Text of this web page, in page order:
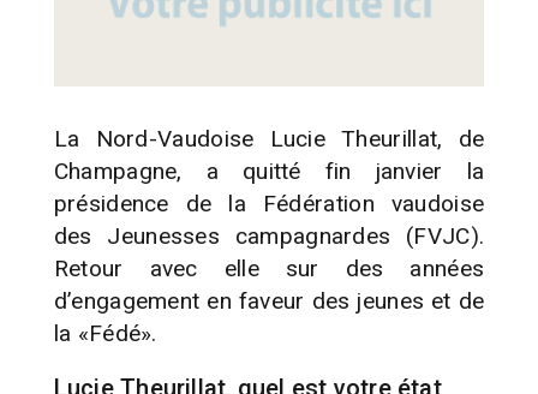
La Nord-Vaudoise Lucie Theurillat, de
Champagne, a quitté fin janvier la
présidence de la Fédération vaudoise
des Jeunesses campagnardes (FVJC).
Retour avec elle sur des années
d’engagement en faveur des jeunes et de
la «Fédé».
Lucie Theurillat, quel est votre état